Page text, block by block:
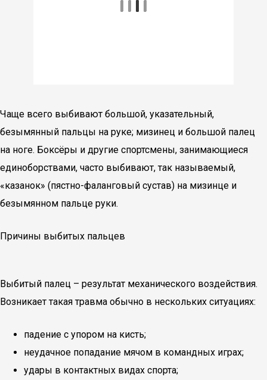
Чаще всего выбивают большой, указательный,
безымянный пальцы на руке; мизинец и большой палец
на ноге. Боксёры и другие спортсмены, занимающиеся
единоборствами, часто выбивают, так называемый,
«казанок» (пястно-фаланговый сустав) на мизинце и
безымянном пальце руки.
Причины выбитых пальцев
Выбитый палец – результат механического воздействия.
Возникает такая травма обычно в нескольких ситуациях:
падение с упором на кисть;
неудачное попадание мячом в командных играх;
удары в контактных видах спорта;